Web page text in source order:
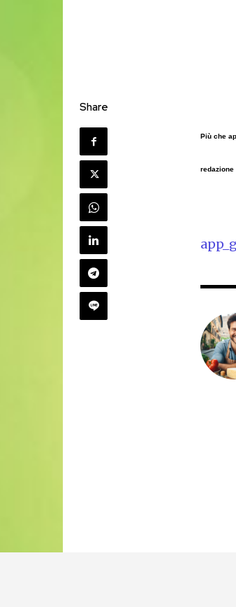
Share
Più che
redazione